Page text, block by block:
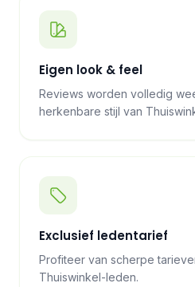
Eigen look & feel
Reviews worden volledig
herkenbare stijl van
Exclusief ledentarief
Profiteer van scherpe
Thuiswinkel-leden.